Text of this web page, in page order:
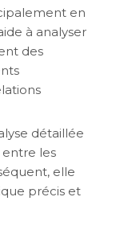
en
à analyser
des
détaillée
les
elle
précis et